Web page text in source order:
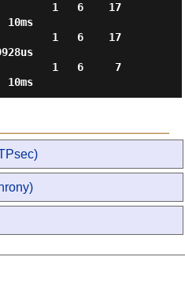
1   6    17
1   6    17
1   6     7
2   +264us[+1040us] +/-   10ms